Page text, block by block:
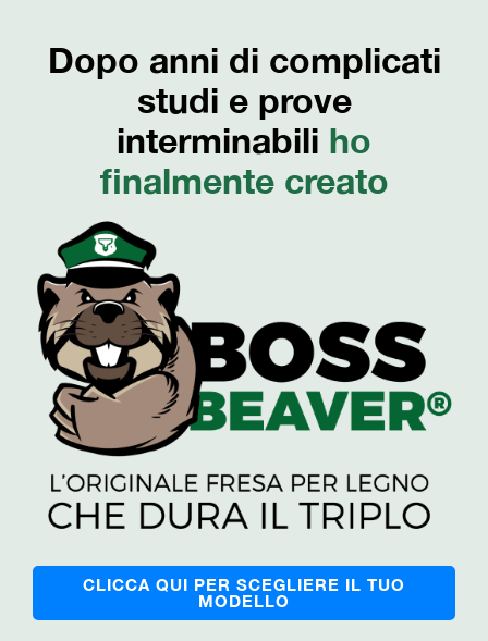
Dopo anni di complicati
studi e prove
interminabili ho
finalmente creato
CLICCA QUI PER SCEGLIERE IL TUO
MODELLO